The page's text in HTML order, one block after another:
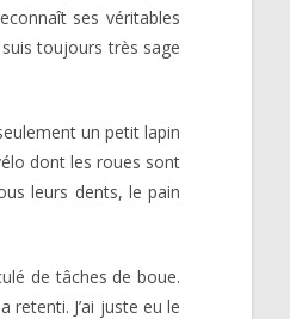
ses véritables
toujours très sage
un petit lapin
dont les roues sont
leurs dents, le pain
de tâches de boue.
retenti. J’ai juste eu le